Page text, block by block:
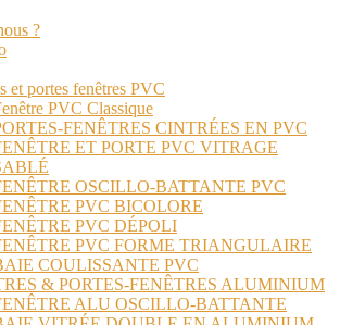
?
et portes fenêtres PVC
PVC Classique
FENÊTRES CINTRÉES EN PVC
ET PORTE PVC VITRAGE
OSCILLO-BATTANTE PVC
PVC BICOLORE
PVC DÉPOLI
PVC FORME TRIANGULAIRE
COULISSANTE PVC
& PORTES-FENÊTRES ALUMINIUM
ALU OSCILLO-BATTANTE